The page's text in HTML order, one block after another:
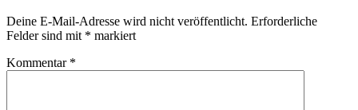
Deine E-Mail-Adresse wird nicht veröffentlicht. Erforderliche
Felder sind mit * markiert
Kommentar *